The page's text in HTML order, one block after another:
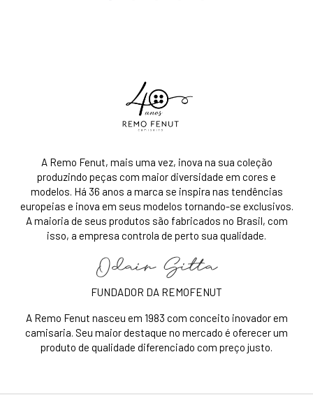
A Remo Fenut, mais uma vez, inova na sua coleção
produzindo peças com maior diversidade em cores e
modelos. Há 36 anos a marca se inspira nas tendências
europeias e inova em seus modelos tornando-se exclusivos.
A maioria de seus produtos são fabricados no Brasil, com
isso, a empresa controla de perto sua qualidade.
FUNDADOR DA REMOFENUT
A Remo Fenut nasceu em 1983 com conceito inovador em
camisaria. Seu maior destaque no mercado é oferecer um
produto de qualidade diferenciado com preço justo.